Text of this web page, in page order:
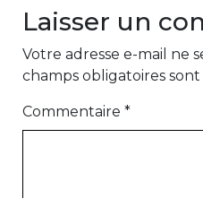
Laisser un
Votre adresse e-mail ne
champs obligatoires
Commentaire *